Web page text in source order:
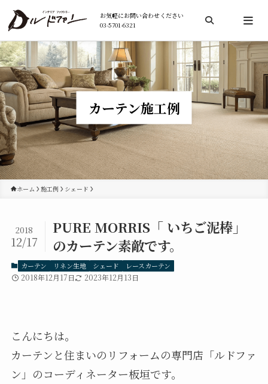
お気軽にお問い合わせください
03-5701-6321
検索
カーテン施工例
ホーム 施工例 シェード
PURE MORRIS「 いちご泥棒」
のカーテン素敵です。
2018
12/17
カーテン リネン生地 シェード レースカーテン
2018年12月17日 2023年12月13日
こんにちは。
カーテンと住まいのリフォームの専門店「ルドファ
ン」のコーディネーター板垣です。